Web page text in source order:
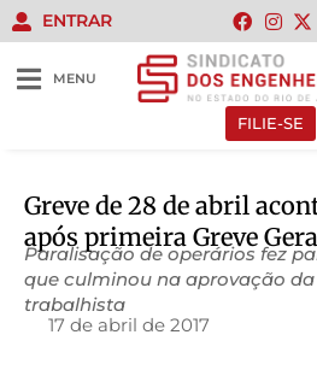
ENTRAR
MENU
FILIE-SE
Greve de 28 de abril
após primeira Greve
Paralisação de operários fez
que culminou na aprovação
trabalhista
17 de abril de 2017